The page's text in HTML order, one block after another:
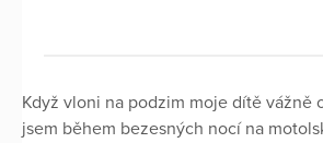
Když vloni na podzim moje dítě vážně
jsem během bezesných nocí na